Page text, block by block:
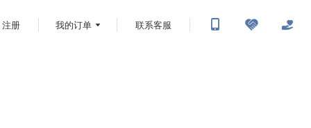
注册 我的订单 联系客服